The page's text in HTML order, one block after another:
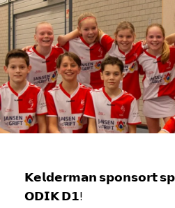
leerbedrijf
magazines
projecten
contact
werken bij
downloads
𝗞𝗲𝗹𝗱𝗲𝗿𝗺𝗮𝗻 𝘀𝗽𝗼𝗻𝘀𝗼𝗿𝘁
𝗢𝗗𝗜𝗞 𝗗𝟭!